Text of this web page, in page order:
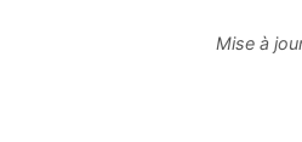
Mise à